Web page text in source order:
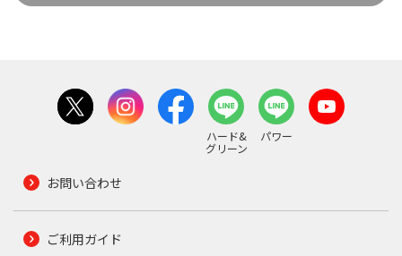
ハード&
グリーン
パワー
お問い合わせ
ご利用ガイド